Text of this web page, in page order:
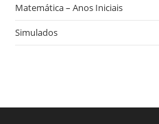
Matemática – Anos Iniciais
Simulados